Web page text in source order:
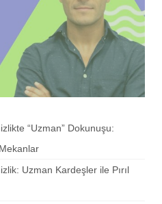
“Uzman” Dokunuşu:
Mekanlar
Uzman Kardeşler ile Pırıl